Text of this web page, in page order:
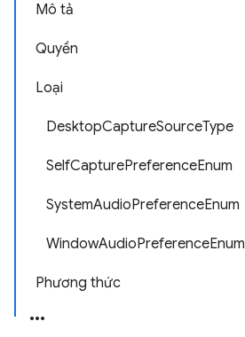
Mô tả
Quyền
Loại
DesktopCaptureSourceType
SelfCapturePreferenceEnum
SystemAudioPreferenceEnum
WindowAudioPreferenceEnum
Phương thức